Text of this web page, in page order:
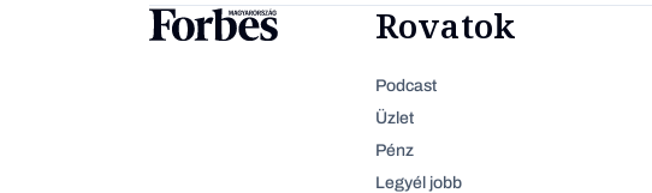
Rovatok
Podcast
Üzlet
Pénz
Legyél jobb